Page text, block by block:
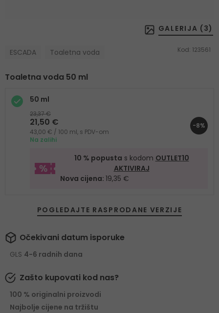
GALERIJA ( 3)
ESCADA Toaletna voda Kod: 123561
Toaletna voda 50 ml
50 ml
23,37 €
21,50 €
43,00 € / 100 ml, s PDV-om
Na zalihi
-8%
10 % popusta s kodom OUTLET10
AKTIVIRAJ
Nova cijena: 19,35 €
POGLEDAJTE RASPRODANE VERZIJE
Očekivani datum isporuke
GLS 4-6 radnih dana
Zašto kupovati kod nas?
100 % originalni proizvodi
Najbolje cijene na tržištu